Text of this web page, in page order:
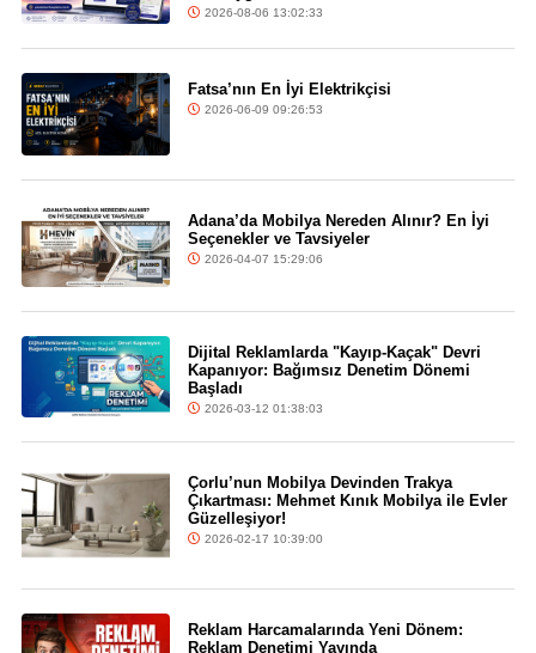
2026-08-06 13:02:33
Fatsa’nın En İyi Elektrikçisi
2026-06-09 09:26:53
Adana’da Mobilya Nereden Alınır? En İyi
Seçenekler ve Tavsiyeler
2026-04-07 15:29:06
Dijital Reklamlarda "Kayıp-Kaçak" Devri
Kapanıyor: Bağımsız Denetim Dönemi
Başladı
2026-03-12 01:38:03
Çorlu’nun Mobilya Devinden Trakya
Çıkartması: Mehmet Kınık Mobilya ile Evler
Güzelleşiyor!
2026-02-17 10:39:00
Reklam Harcamalarında Yeni Dönem:
Reklam Denetimi Yayında